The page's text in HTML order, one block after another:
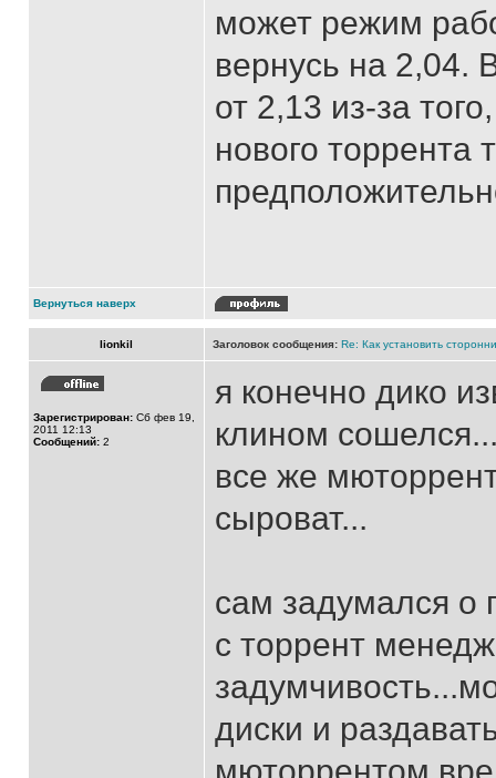
может режим
вернусь на 2,04.
от 2,13 из-за
нового торрента
Вернуться наверх
lionkil Заголовок сообщения: Re: Как установить
Зарегистрирован: Сб фев 19,
2011 12:13
Сообщений: 2
я конечно дико
клином
все же
сыроват...
сам задумался о
с торрент
диски и